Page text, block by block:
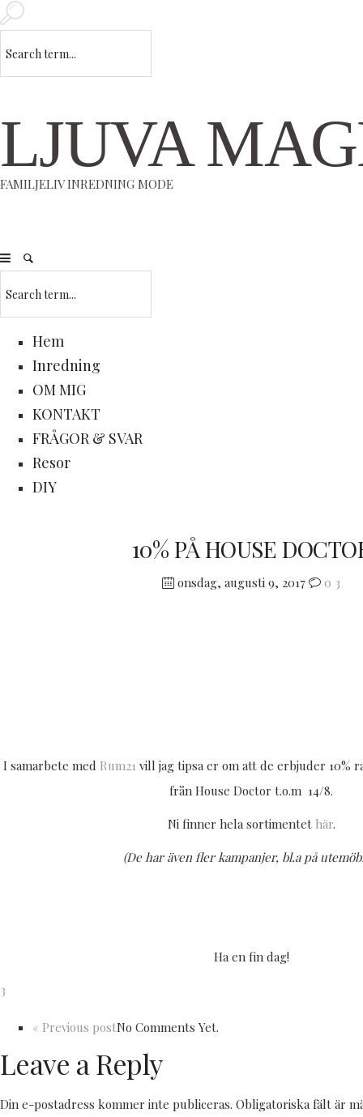
LJUVA
FAMILJELIV INREDNING MODE
Hem
Inredning
OM MIG
KONTAKT
FRÅGOR & SVAR
Resor
DIY
10% PÅ HOUSE
onsdag, augusti 9, 2017 0 3
I samarbete med Rum21 vill jag tipsa er om att de erbjuder 10%
från House Doctor t.o.m 14/8.
Ni finner hela sortimentet här.
(De har även fler kampanjer, bl.a på
Ha en fin dag!
3
« Previous postNo Comments Yet.
Leave a Reply
Din e-postadress kommer inte publiceras. Obligatoriska fält är